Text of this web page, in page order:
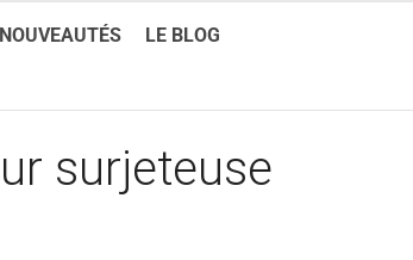
NOUVEAUTÉS LE BLOG
surjeteuse